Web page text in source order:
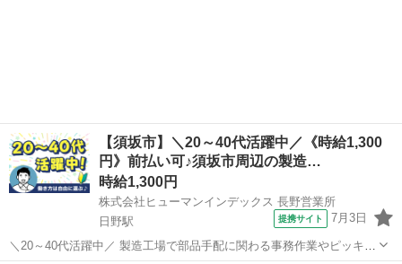
【須坂市】＼20～40代活躍中／《時給1,300
円》前払い可♪須坂市周辺の製造…
時給1,300円
株式会社ヒューマンインデックス 長野営業所
日野駅
提携サイト 7月3日
＼20～40代活躍中／ 製造工場で部品手配に関わる事務作業やピッキン